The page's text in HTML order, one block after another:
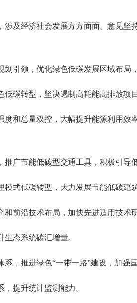
及经济社会发展方方面面。意见坚
引领，优化绿色低碳发展区域布局
碳转型，坚决遏制高耗能高排放项
和总量双控，大幅提升能源利用效
广节能低碳型交通工具，积极引导
式低碳转型，大力发展节能低碳建
前沿技术布局，加快先进适用技术
态系统碳汇增量。
，推进绿色“一带一路”建设，加强
提升统计监测能力。